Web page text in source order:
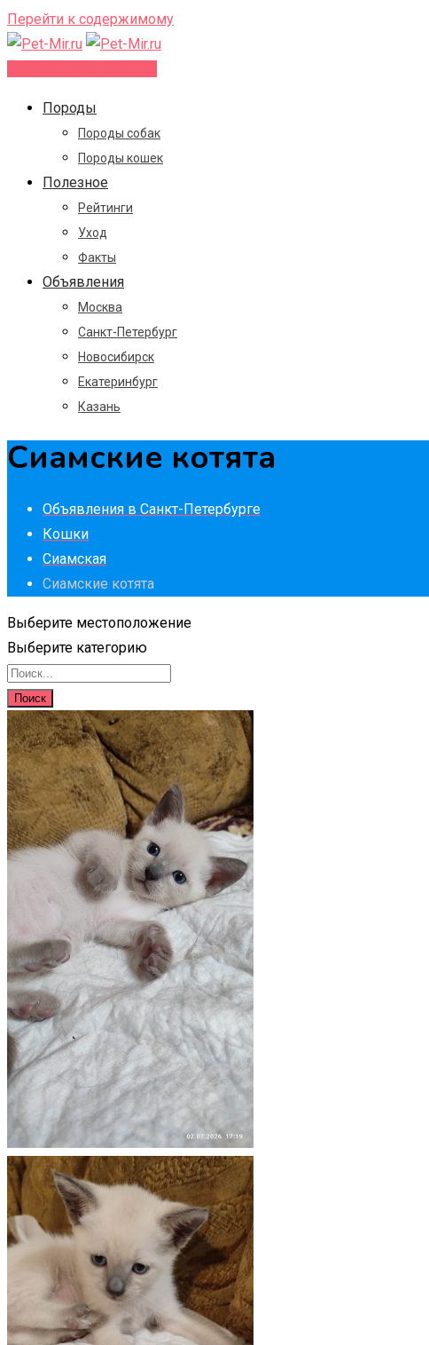
Перейти к содержимому
Породы
Породы собак
Породы кошек
Полезное
Рейтинги
Уход
Факты
Объявления
Москва
Санкт-Петербург
Новосибирск
Екатеринбург
Казань
Сиамские котята
Объявления в Санкт-Петербурге
Кошки
Сиамская
Сиамские котята
Выберите местоположение
Выберите категорию
Поиск